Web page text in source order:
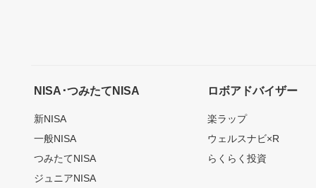
NISA･つみたてNISA
新NISA
一般NISA
つみたてNISA
ジュニアNISA
ロボアドバイザー
楽ラップ
ウェルスナビ×R
らくらく投資